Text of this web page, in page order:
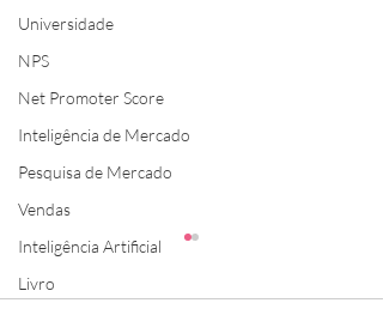
Universidade
NPS
Net Promoter Score
Inteligência de Mercado
Pesquisa de Mercado
Vendas
Inteligência Artificial
Livro